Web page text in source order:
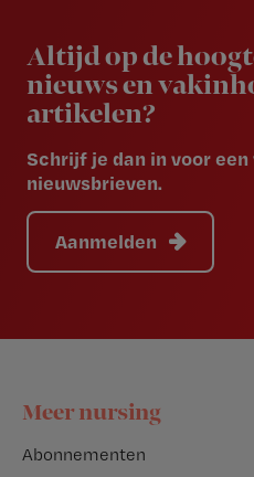
Altijd op de
nieuws en
artikelen?
Schrijf je dan in voor een
nieuwsbrieven.
Aanmelden
Footer
Meer nursing
Abonnementen